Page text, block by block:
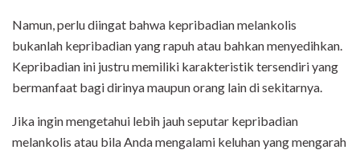
Namun, perlu diingat bahwa kepribadian melankolis
bukanlah kepribadian yang rapuh atau bahkan menyedihkan.
Kepribadian ini justru memiliki karakteristik tersendiri yang
bermanfaat bagi dirinya maupun orang lain di sekitarnya.
Jika ingin mengetahui lebih jauh seputar kepribadian
melankolis atau bila Anda mengalami keluhan yang mengarah